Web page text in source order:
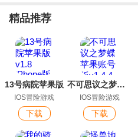
精品推荐
13号病院苹果版
IOS冒险游戏
下载
不可思议之梦蝶苹果账号版
IOS冒险游戏
下载